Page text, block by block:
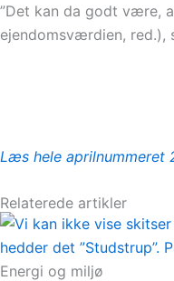
”Det kan da godt være,
ejendomsværdien, red.),
Læs hele aprilnummeret
Relaterede artikler
Energi og miljø